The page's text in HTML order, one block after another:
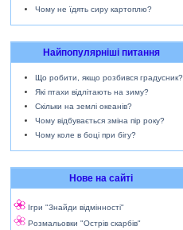
Чому не їдять сиру картоплю?
Найпопулярніші питання
Що робити, якщо розбився градусник?
Які птахи відлітають на зиму?
Скільки на землі океанів?
Чому відбувається зміна пір року?
Чому коле в боці при бігу?
Нове на сайті
Ігри "Знайди відмінності"
Розмальовки "Острів скарбів"